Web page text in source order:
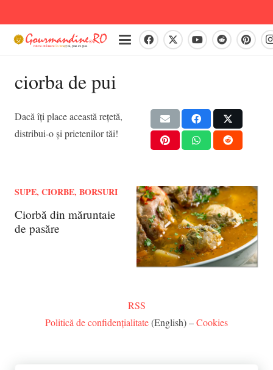
ciorba de pui
Dacă îți place această rețetă,
distribui-o și prietenilor tăi!
SUPE, CIORBE, BORSURI
Ciorbă din măruntaie
de pasăre
RSS
Politică de confidențialitate(English) –Cookies